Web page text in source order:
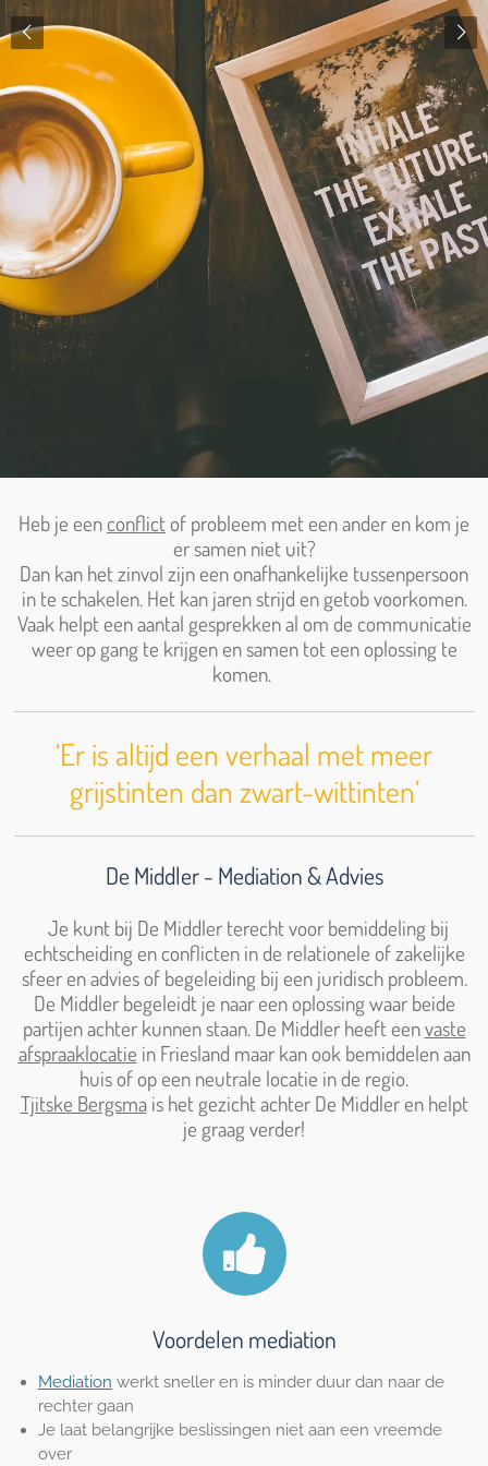
Heb je een conflict of probleem met een ander en kom je
er samen niet uit?
Dan kan het zinvol zijn een onafhankelijke tussenpersoon
in te schakelen. Het kan jaren strijd en getob voorkomen.
Vaak helpt een aantal gesprekken al om de communicatie
weer op gang te krijgen en samen tot een oplossing te
komen.
‘Er is altijd een verhaal met meer
grijstinten dan zwart-wittinten’
De Middler - Mediation & Advies
Je kunt bij De Middler terecht voor bemiddeling bij
echtscheiding en conflicten in de relationele of zakelijke
sfeer en advies of begeleiding bij een juridisch probleem.
De Middler begeleidt je naar een oplossing waar beide
partijen achter kunnen staan. De Middler heeft eenvaste
afspraaklocatie in Friesland maar kan ook bemiddelen aan
huis of op een neutrale locatie in de regio.
Tjitske Bergsmais het gezicht achter De Middler en helpt
je graag verder!
Voordelen mediation
Mediation werkt sneller en is minder duur dan naar de
rechter gaan
Je laat belangrijke beslissingen niet aan een vreemde
over